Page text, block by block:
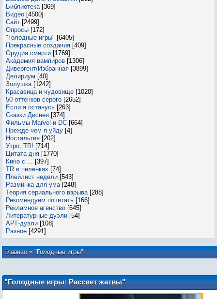
Библиотека [369]
Видео [4500]
Сайт [2499]
Опросы [172]
"Голодные игры" [6405]
Прекрасные создания [409]
Орудия смерти [1769]
Академия вампиров [1306]
Дивергент/Избранная [3899]
Делириум [40]
Золушка [1242]
Красавица и чудовище [1020]
50 оттенков серого [2652]
Если я останусь [263]
Сказки Диснея [374]
Фильмы Marvel и DC [664]
Прежде чем я уйду [4]
Ностальгия [202]
Утро, TR! [714]
Цитата дня [1770]
Кино с ... [397]
TR в пеленках [74]
Плейлист недели [543]
Разминка для ума [248]
Теория сериального взрыва [288]
Рекомендуем почитать [166]
Рекламное агенство [645]
Литературные дуэли [54]
АРТ-дуэли [108]
Разное [4291]
Главная»"Голодные игры"
"Голодные игры: Рассвет жатвы"
выйдет в России в ноябре 2026 года